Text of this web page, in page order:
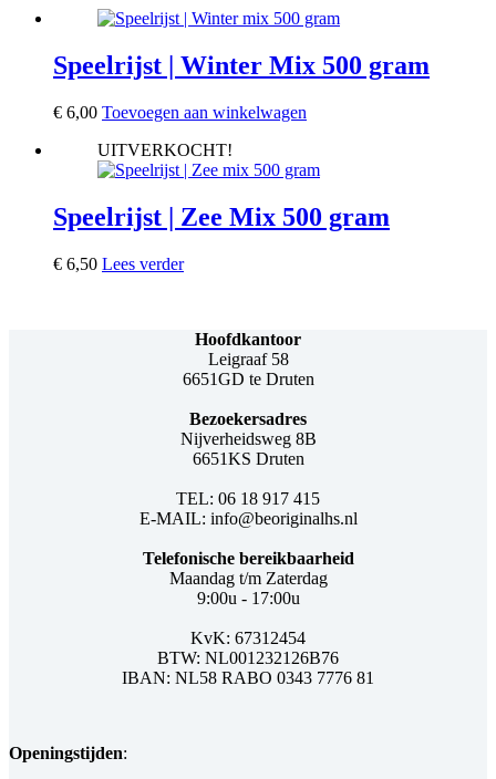
Speelrijst | Winter Mix 500 gram
€ 6,00 Toevoegen aan winkelwagen
UITVERKOCHT!
Speelrijst | Zee Mix 500 gram
€ 6,50 Lees verder
Hoofdkantoor
Leigraaf 58
6651GD te Druten
Bezoekersadres
Nijverheidsweg 8B
6651KS Druten
TEL: 06 18 917 415
E-MAIL: info@beoriginalhs.nl
Telefonische bereikbaarheid
Maandag t/m Zaterdag
9:00u - 17:00u
KvK: 67312454
BTW: NL001232126B76
IBAN: NL58 RABO 0343 7776 81
Openingstijden: